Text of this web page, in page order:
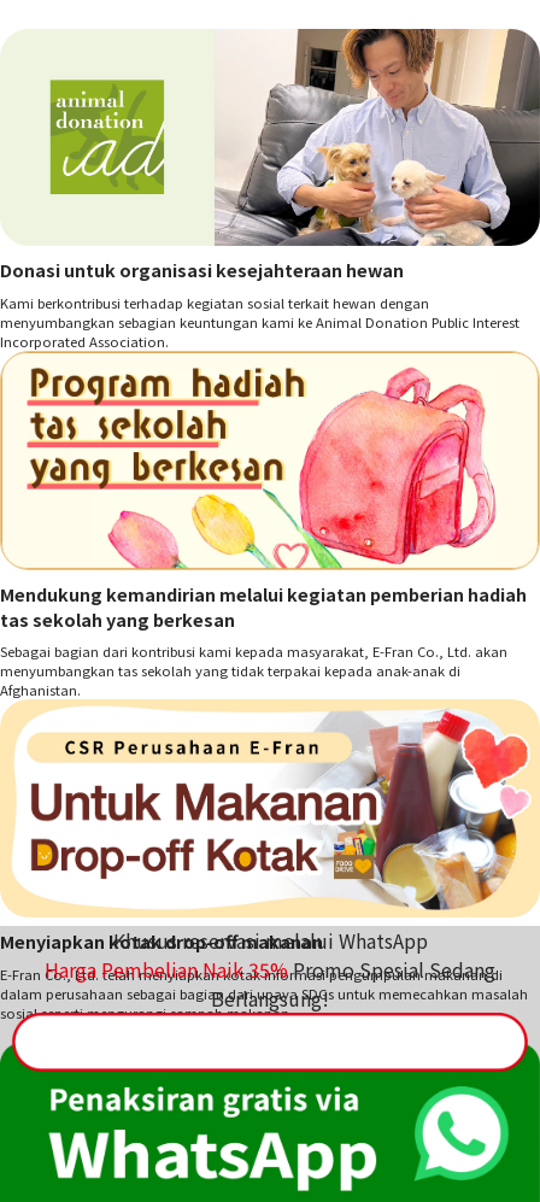
Donasi untuk organisasi kesejahteraan hewan
Kami berkontribusi terhadap kegiatan sosial terkait hewan dengan
menyumbangkan sebagian keuntungan kami ke Animal Donation Public Interest
Incorporated Association.
Mendukung kemandirian melalui kegiatan pemberian hadiah
tas sekolah yang berkesan
Sebagai bagian dari kontribusi kami kepada masyarakat, E-Fran Co., Ltd. akan
menyumbangkan tas sekolah yang tidak terpakai kepada anak-anak di
Afghanistan.
Menyiapkan kotak drop-off makanan
E-Fran Co., Ltd. telah menyiapkan kotak informasi pengumpulan makanan di
dalam perusahaan sebagai bagian dari upaya SDGs untuk memecahkan masalah
sosial seperti mengurangi sampah makanan.
Khusus reservasi melalui WhatsApp
Harga Pembelian Naik35%Promo Spesial Sedang
Berlangsung!